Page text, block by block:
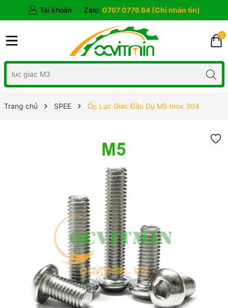
Tài khoản Zalo: 0767 0776 64 (Chỉ nhắn tin)
0
Trang chủ SPEE Ốc Lục Giác Đầu Dù M5 Inox 304